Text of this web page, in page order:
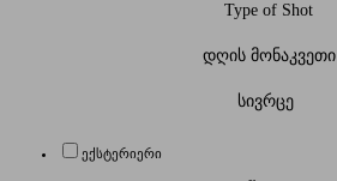
Type of Shot
დღის მონაკვეთი
სივრცე
ექსტერიერი